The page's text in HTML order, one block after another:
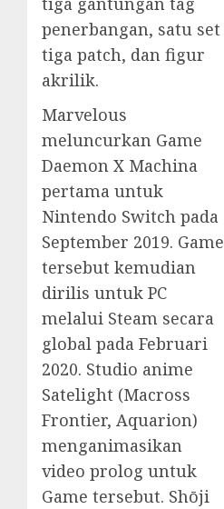
penerbangan, satu set
tiga patch, dan figur
akrilik.
Marvelous
meluncurkan Game
Daemon X Machina
pertama untuk
Nintendo Switch pada
September 2019. Game
tersebut kemudian
dirilis untuk PC
melalui Steam secara
global pada Februari
2020. Studio anime
Satelight (Macross
Frontier, Aquarion)
menganimasikan
video prolog untuk
Game tersebut. Shōji